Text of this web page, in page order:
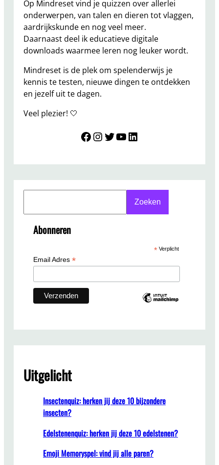
Op Mindreset vind je quizzen over allerlei
onderwerpen, van talen en dieren tot vlaggen,
aardrijkskunde en nog veel meer.
Daarnaast deel ik educatieve digitale
downloads waarmee leren nog leuker wordt.
Mindreset is de plek om spelenderwijs je
kennis te testen, nieuwe dingen te ontdekken
en jezelf uit te dagen.
Veel plezier! 🤍
Mindreset InstagramTwitter YouTube LinkedIn
Zoeken
Abonneren
*Verplicht
Email Adres *
Uitgelicht
Insectenquiz: herken jij deze 10 bijzondere
insecten?
Edelstenenquiz: herken jij deze 10 edelstenen?
Emoji Memoryspel: vind jij alle paren?